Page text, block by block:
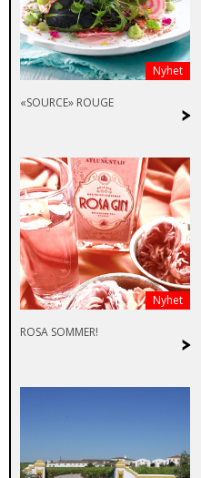
Nyhet
>
«SOURCE» ROUGE
Nyhet
>
ROSA SOMMER!